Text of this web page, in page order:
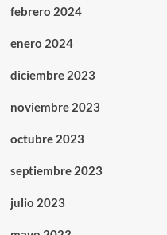
febrero 2024
enero 2024
diciembre 2023
noviembre 2023
octubre 2023
septiembre 2023
julio 2023